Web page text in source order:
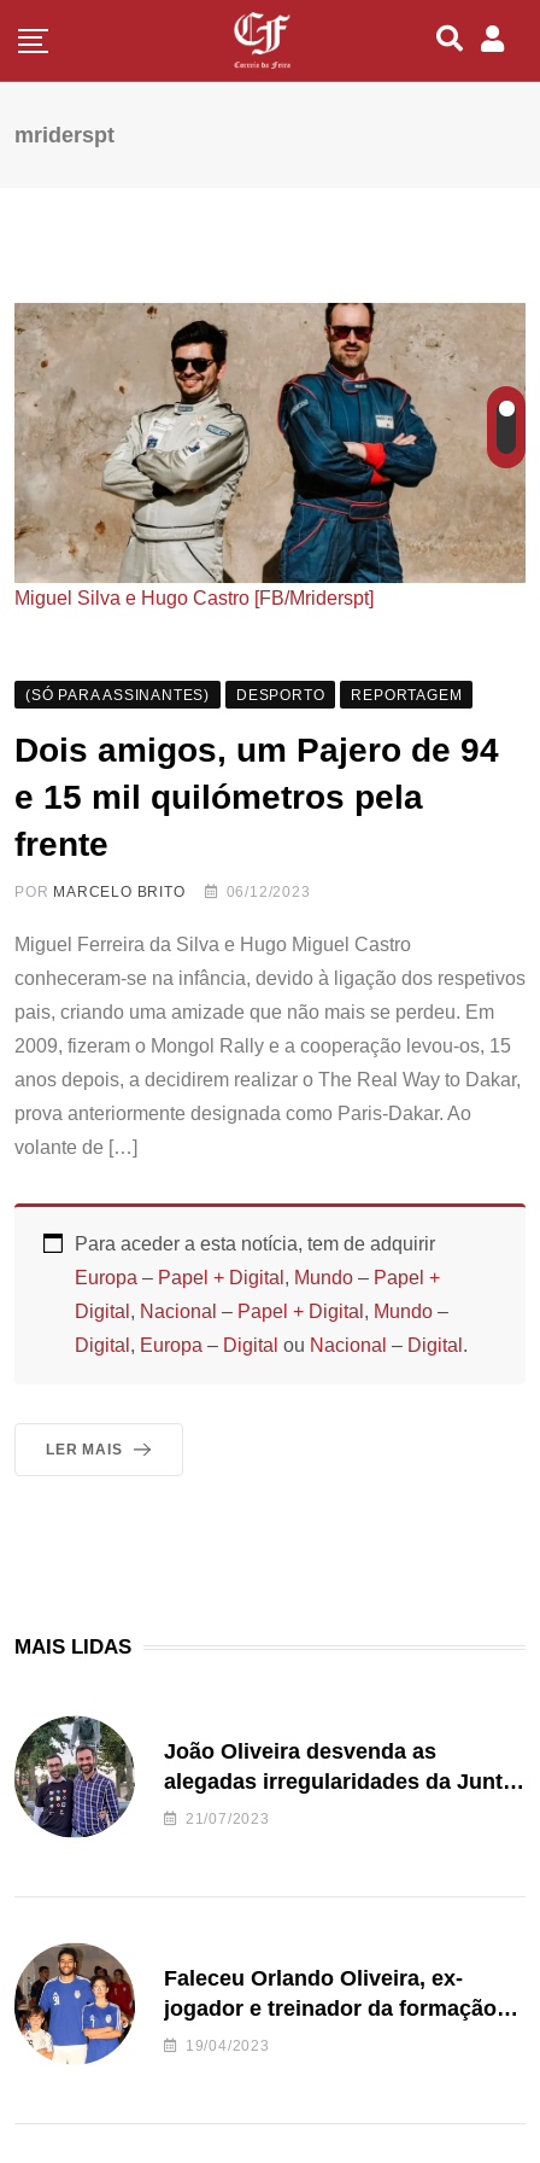
mriderspt
Miguel Silva e Hugo Castro [FB/Mriderspt]
(SÓ PARA ASSINANTES) DESPORTO REPORTAGEM
Dois amigos, um Pajero de 94
e 15 mil quilómetros pela
frente
POR MARCELO BRITO 06/12/2023
Miguel Ferreira da Silva e Hugo Miguel Castro
conheceram-se na infância, devido à ligação dos respetivos
pais, criando uma amizade que não mais se perdeu. Em
2009, fizeram o Mongol Rally e a cooperação levou-os, 15
anos depois, a decidirem realizar o The Real Way to Dakar,
prova anteriormente designada como Paris-Dakar. Ao
volante de […]
Para aceder a esta notícia, tem de adquirir
Europa – Papel + Digital , Mundo – Papel +
Digital , Nacional – Papel + Digital , Mundo –
Digital , Europa – Digital ou Nacional – Digital .
LER MAIS
MAIS LIDAS
João Oliveira desvenda as
alegadas irregularidades da Junta
de Freguesia S. João de Ver
21/07/2023
Faleceu Orlando Oliveira, ex-
jogador e treinador da formação
de andebol do Feirense
19/04/2023